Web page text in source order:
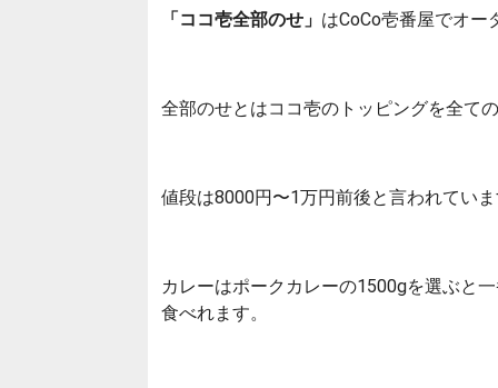
「ココ壱全部のせ」 はCoCo壱番屋でオー
全部のせとはココ壱のトッピングを全て
値段は8000円〜1万円前後と言われてい
カレーはポークカレーの1500gを選ぶと
食べれます。